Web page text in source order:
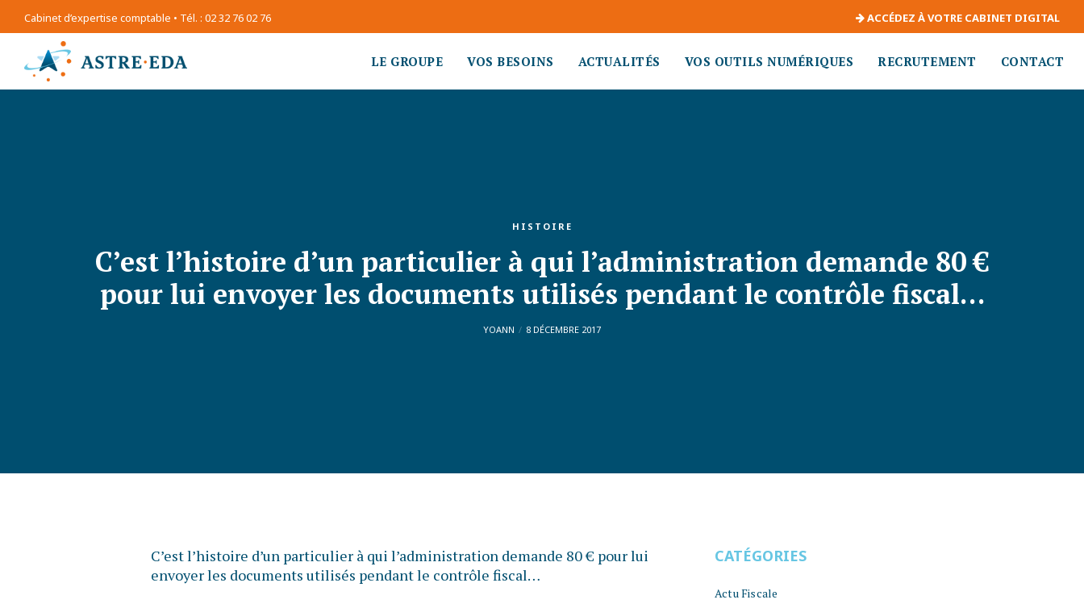
Cabinet d’expertise comptable • Tél. : 02 32 76 02 76 ACCÉDEZ À VOTRE CABINET DIGITAL
LE GROUPE VOS BESOINS ACTUALITÉS VOS OUTILS NUMÉRIQUES RECRUTEMENT CONTACT
HISTOIRE
C’est l’histoire d’un particulier à qui l’administration demande 80 €
pour lui envoyer les documents utilisés pendant le contrôle fiscal…
YOANN 8 DÉCEMBRE 2017
C’est l’histoire d’un particulier à qui l’administration demande 80 € pour lui
envoyer les documents utilisés pendant le contrôle fiscal…
CATÉGORIES
Actu Fiscale